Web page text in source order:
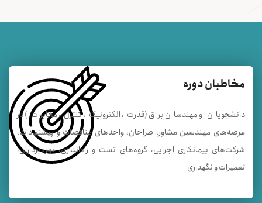
مخاطبان دوره
دانشجویان و مهندسان برق (قدرت، الکترونیک، کنترل، مخابرات) در
عرصه‌های مهندسين مشاور، طراحان، واحدهای مناقصات و پيشنهادات،
شركت‌های پيمانكاری اجرايی، گروه‌های تست و راه‌اندازی، بهره‌برداران،
تعميرات و نگهداری